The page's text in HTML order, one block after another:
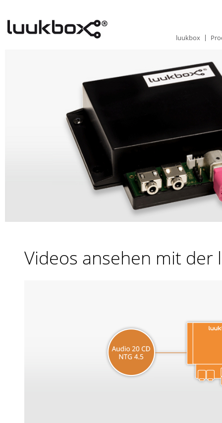
luukbox
Videos ansehen mit der